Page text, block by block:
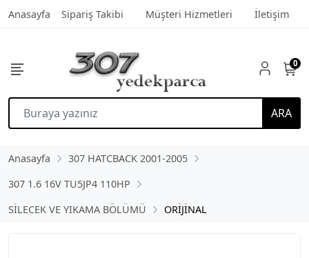
Anasayfa Sipariş Takibi Müşteri Hizmetleri İletişim
ARA
0
Anasayfa
307 HATCBACK 2001-2005
307 1.6 16V TU5JP4 110HP
SİLECEK VE YIKAMA BÖLÜMÜ
ORİJİNAL